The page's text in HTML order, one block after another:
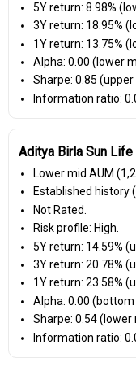
5Y return: 8.98%
3Y return: 18.95%
1Y return: 13.75%
Alpha: 0.00 (lower
Sharpe: 0.85 (upper
Information ratio:
Aditya Birla Sun
Lower mid AUM
Established history
Not Rated.
Risk profile: High.
5Y return: 14.59%
3Y return: 20.78%
1Y return: 23.58%
Alpha: 0.00 (bottom
Sharpe: 0.54 (lower
Information ratio: